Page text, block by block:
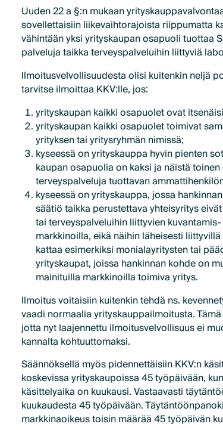
Uuden 22 a §:n mukaan
sovellettaisiin liikevaihtorajoista riippumatta
vähintään yksi yrityskaupan osapuoli tuottaa
palveluja taikka terveyspalveluihin liittyviä
Ilmoitusvelvollisuudesta olisi kuitenkin neljä
tarvitse ilmoittaa KKV:lle, jos:
yrityskaupan kaikki osapuolet ovat
yrityskaupan kaikki osapuolet toimivat
yrityksen tai yritysryhmän nimissä;
kyseessä on yrityskauppa hyvin pienten
kaupan osapuolia on kaksi ja näistä
terveyspalveluja tuottavan
kyseessä on yrityskauppa, jossa
säätiö taikka perustettava yhteisyritys
tai terveyspalveluihin liittyvien
markkinoilla, eikä näihin läheisesti
kattaa esimerkiksi monialayritysten tai
yrityskaupat, joissa hankinnan kohde on
mainituilla markkinoilla toimiva yritys.
Ilmoitus voitaisiin kuitenkin tehdä ns.
vaadi normaalia yrityskauppailmoitusta.
jotta nyt laajennettu ilmoitusvelvollisuus ei
kannalta kohtuuttomaksi.
Säännöksellä myös pidennettäisiin KKV:n
koskevissa yrityskaupoissa 45 työpäivään,
käsittelyaika on kuukausi. Vastaavasti
kuukaudesta 45 työpäivään.
markkinaoikeus toisin määrää 45 työpäivän